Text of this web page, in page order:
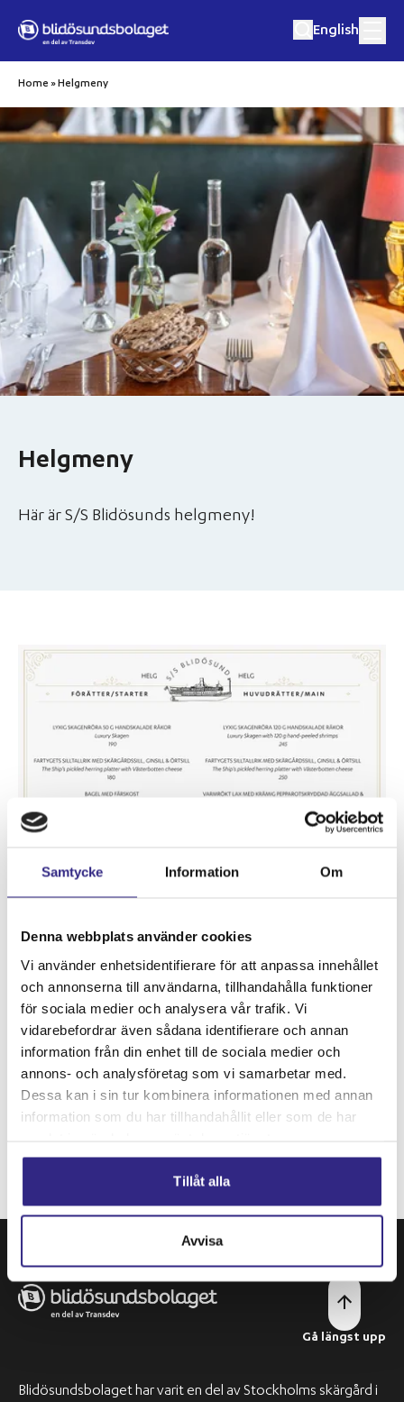
Samtycke Information Om
Denna webbplats använder cookies
Vi använder enhetsidentifierare för att anpassa innehållet
och annonserna till användarna, tillhandahålla funktioner
för sociala medier och analysera vår trafik. Vi
vidarebefordrar även sådana identifierare och annan
information från din enhet till de sociala medier och
annons- och analysföretag som vi samarbetar med.
Dessa kan i sin tur kombinera informationen med annan
information som du har tillhandahållit eller som de har
Tillåt alla
Avvisa
English
Matkryssningar
Musik och matkryssningar
Utflykter
Eget event
Destinationer
Om oss
Home »Helgmeny
Helgmeny
Här är S/S Blidösunds helgmeny!
Gå längst upp
Blidösundsbolaget har varit en del av Stockholms skärgård i